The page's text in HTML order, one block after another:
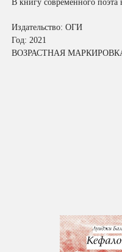
В книгу современного поэта
Издательство: ОГИ
Год: 2021
ВОЗРАСТНАЯ